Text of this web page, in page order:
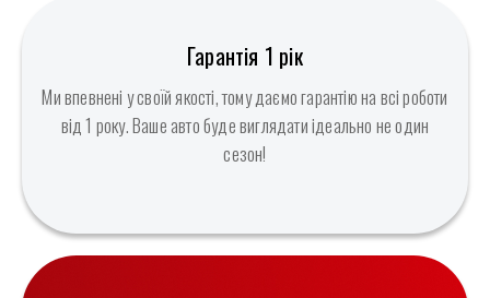
Гарантія 1 рік
Ми впевнені у своїй якості, тому даємо гарантію на всі роботи
від 1 року. Ваше авто буде виглядати ідеально не один
сезон!